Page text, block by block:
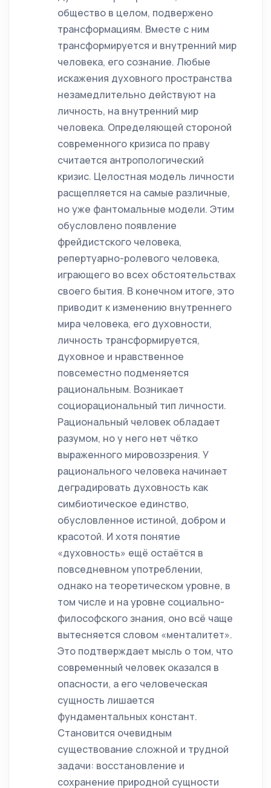
общество в целом, подвержено
трансформациям. Вместе с ним
трансформируется и внутренний мир
человека, его сознание. Любые
искажения духовного пространства
незамедлительно действуют на
личность, на внутренний мир
человека. Определяющей стороной
современного кризиса по праву
считается антропологический
кризис. Целостная модель личности
расщепляется на самые различные,
но уже фантомальные модели. Этим
обусловлено появление
фрейдистского человека,
репертуарно-ролевого человека,
играющего во всех обстоятельствах
своего бытия. В конечном итоге, это
приводит к изменению внутреннего
мира человека, его духовности,
личность трансформируется,
духовное и нравственное
повсеместно подменяется
рациональным. Возникает
социорациональный тип личности.
Рациональный человек обладает
разумом, но у него нет чётко
выраженного мировоззрения. У
рационального человека начинает
деградировать духовность как
симбиотическое единство,
обусловленное истиной, добром и
красотой. И хотя понятие
«духовность» ещё остаётся в
повседневном употреблении,
однако на теоретическом уровне, в
том числе и на уровне социально-
философского знания, оно всё чаще
вытесняется словом «менталитет».
Это подтверждает мысль о том, что
современный человек оказался в
опасности, а его человеческая
сущность лишается
фундаментальных констант.
Становится очевидным
существование сложной и трудной
задачи: восстановление и
сохранение природной сущности